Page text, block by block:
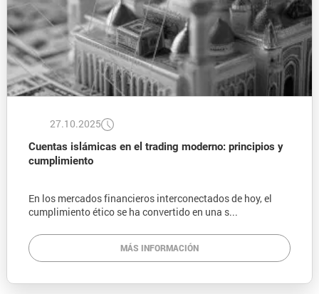
27.10.2025
Cuentas islámicas en el trading moderno: principios y
cumplimiento
En los mercados financieros interconectados de hoy, el
cumplimiento ético se ha convertido en una s...
MÁS INFORMACIÓN